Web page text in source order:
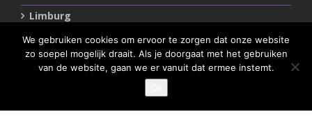
Limburg
Statements
We gebruiken cookies om ervoor te zorgen dat onze website
zo soepel mogelijk draait. Als je doorgaat met het gebruiken
van de website, gaan we er vanuit dat ermee instemt.